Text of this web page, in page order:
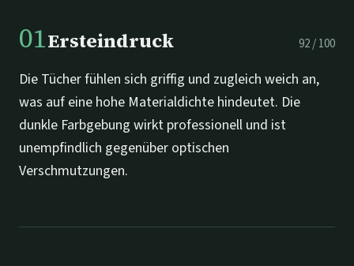
01Ersteindruck 92/100
Die Tücher fühlen sich griffig und zugleich weich an,
was auf eine hohe Materialdichte hindeutet. Die
dunkle Farbgebung wirkt professionell und ist
unempfindlich gegenüber optischen
Verschmutzungen.